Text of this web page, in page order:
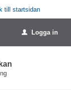
u Logga in